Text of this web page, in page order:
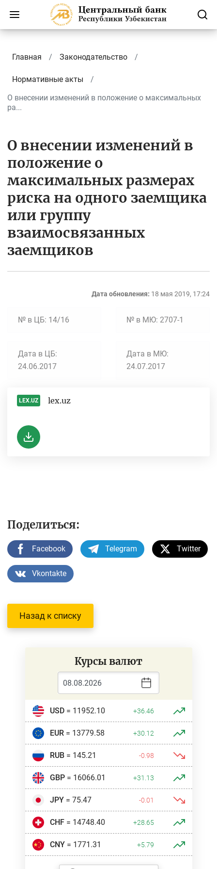
Главная Законодательство
Нормативные акты
О внесении изменений в положение о максимальных
ра...
О внесении изменений в
положение о
максимальных размерах
риска на одного заемщика
или группу
взаимосвязанных
заемщиков
Дата обновления: 18 мая 2019, 17:24
№ в ЦБ: 14/16 № в МЮ: 2707-1
Дата в ЦБ:
24.06.2017
Дата в МЮ:
24.07.2017
LEX.UZ lex.uz
Поделиться:
Facebook Telegram Twitter
Vkontakte
Назад к списку
Курсы валют
USD= 11952.10 +36.46
EUR= 13779.58 +30.12
RUB= 145.21 -0.98
GBP= 16066.01 +31.13
JPY= 75.47 -0.01
CHF= 14748.40 +28.65
CNY= 1771.31 +5.79